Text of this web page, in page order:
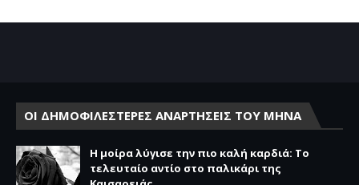
ΟΙ ΔΗΜΟΦΙΛΕΣΤΕΡΕΣ ΑΝΑΡΤΗΣΕΙΣ ΤΟΥ ΜΗΝΑ
Η μοίρα λύγισε την πιο καλή καρδιά: Το
τελευταίο αντίο στο παλικάρι της